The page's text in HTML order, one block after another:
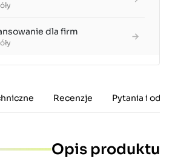
dla firm
Recenzje Pytania i
Opis produktu